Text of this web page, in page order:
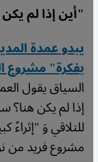
"أين إذا لم
يبدو عمدة
بفكرة" مشروع
السياق يقول
إذا لم يكن
للتلاقي وَ "إثراءً
مشروع فريد من